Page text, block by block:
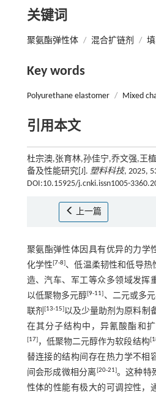
关键词
聚氨酯弹性体 / 混合扩链剂 /
Key words
Polyurethane elastomer / Mixed
引用本文
杜宗澳,张育林,孙佳宁,乔文强,王
备及性能研究[J]. 塑料科技, 2025,
DOI:10.15925/j.cnki.issn1005-
上一篇
聚氨酯弹性体因具有优异的力学
化学性[7-8]、低温柔韧性和低导热
造、汽车、军工等众多领域发挥
以低聚物多元醇[9-11] 、二元或多
联剂 [13-15]以及少量助剂为原料制
在其分子结构中，异氰酸酯和
[17]，低聚物二元醇作为软段结构[
替连接的结构间存在热力学不相
间会形成微相分离 [20-21]。这种特
性体的性能有极大的可调控性，